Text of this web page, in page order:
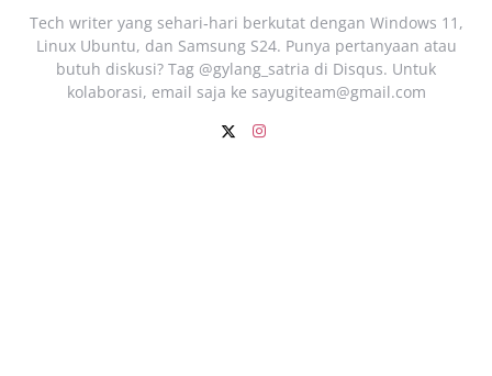
Tech writer yang sehari‑hari berkutat dengan Windows 11,
Linux Ubuntu, dan Samsung S24. Punya pertanyaan atau
butuh diskusi? Tag @gylang_satria di Disqus. Untuk
kolaborasi, email saja ke sayugiteam@gmail.com